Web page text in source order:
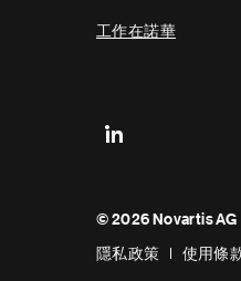
工作在諾華
Footer
© 2026 Novartis AG
隱私政策 使用條